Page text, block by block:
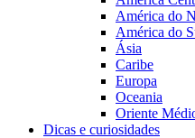
América do
América do
Ásia
Caribe
Europa
Oceania
Oriente
Dicas e curiosidades